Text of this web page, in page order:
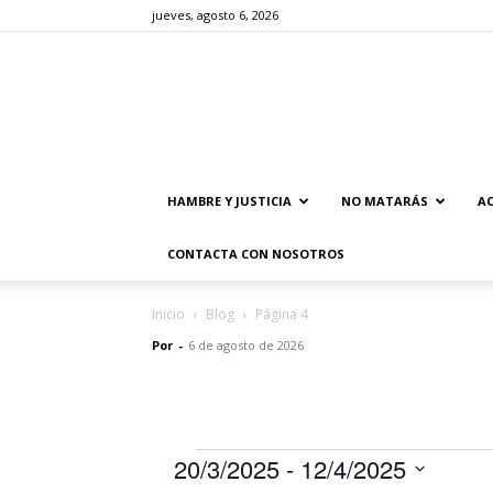
jueves, agosto 6, 2026
HAMBRE Y JUSTICIA NO MATARÁS
CONTACTA CON NOSOTROS
Inicio Blog Página 4
Por - 6 de agosto de 2026
Eventos
20/3/2025 - 12/4/2025